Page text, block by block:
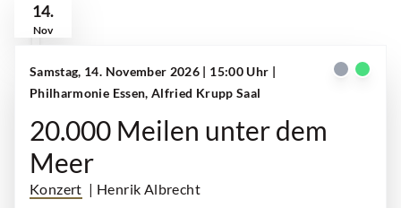
14.
Nov
Samstag, 14. November 2026 | 15:00 Uhr |
Philharmonie Essen, Alfried Krupp Saal
20.000 Meilen unter dem
Meer
Konzert | Henrik Albrecht